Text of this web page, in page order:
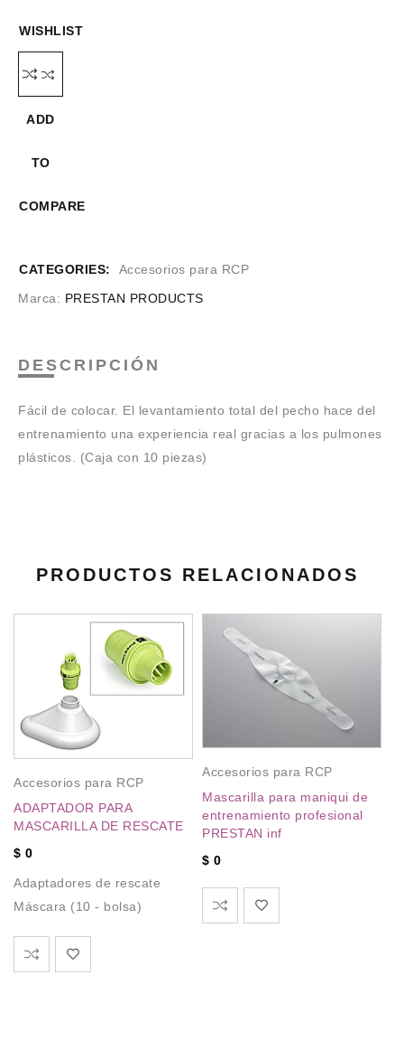
WISHLIST
ADD
TO
COMPARE
CATEGORIES:
Accesorios para RCP
Marca: PRESTAN PRODUCTS
DESCRIPCIÓN
Fácil de colocar. El levantamiento total del pecho hace del
entrenamiento una experiencia real gracias a los pulmones
plásticos. (Caja con 10 piezas)
PRODUCTOS RELACIONADOS
Accesorios para RCP
ADAPTADOR PARA
MASCARILLA DE RESCATE
$ 0
Adaptadores de rescate
Máscara (10 - bolsa)
Accesorios para RCP
Mascarilla para maniqui de
entrenamiento profesional
PRESTAN inf
$ 0